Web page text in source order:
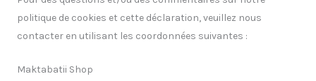
politique de cookies et cette déclaration, veuillez nous
contacter en utilisant les coordonnées suivantes :
Maktabatii Shop